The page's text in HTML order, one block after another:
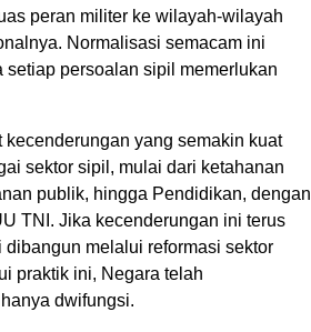
peran militer ke wilayah-wilayah
Normalisasi semacam ini
persoalan sipil memerlukan
yang semakin kuat
sektor sipil, mulai dari ketahanan
publik, hingga Pendidikan, dengan
TNI. Jika kecenderungan ini terus
melalui reformasi sektor
praktik ini, Negara telah
dwifungsi.